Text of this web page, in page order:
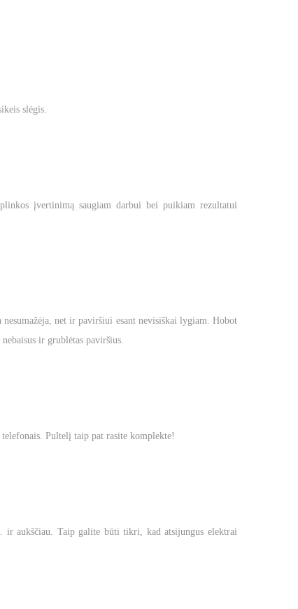
slėgis.
įvertinimą saugiam darbui bei puikiam rezultatui
net ir paviršiui esant nevisiškai lygiam. Hobot
ir grublėtas paviršius.
Pultelį taip pat rasite komplekte!
ir aukščiau. Taip galite būti tikri, kad atsijungus elektrai